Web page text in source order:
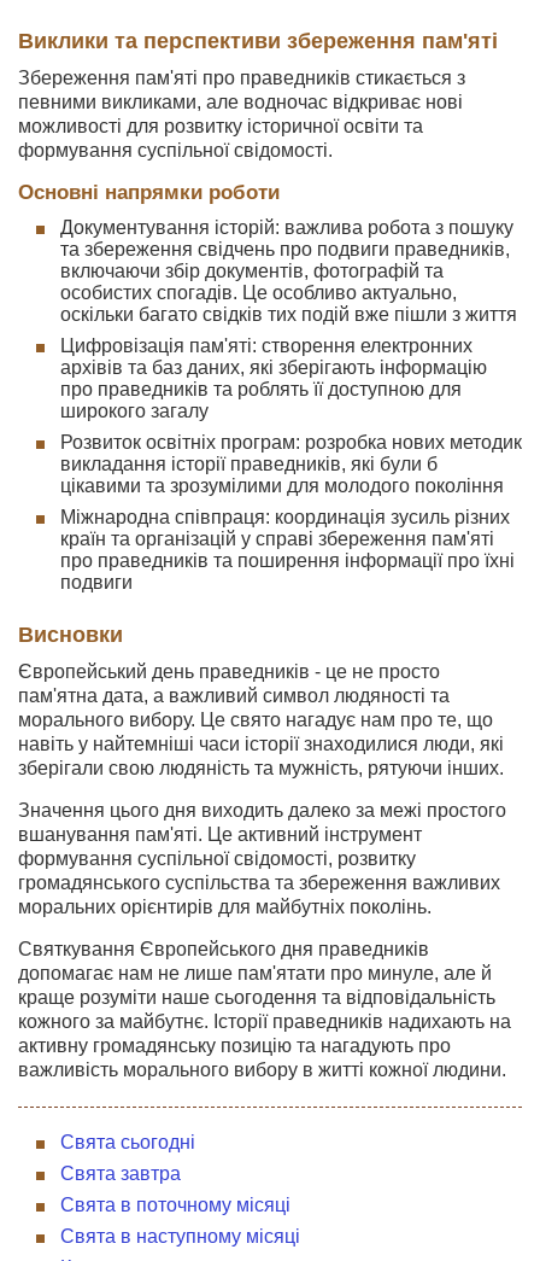
Виклики та перспективи збереження пам'яті
Збереження пам'яті про праведників стикається з
певними викликами, але водночас відкриває нові
можливості для розвитку історичної освіти та
формування суспільної свідомості.
Основні напрямки роботи
Документування історій: важлива робота з пошуку
та збереження свідчень про подвиги праведників,
включаючи збір документів, фотографій та
особистих спогадів. Це особливо актуально,
оскільки багато свідків тих подій вже пішли з життя
Цифровізація пам'яті: створення електронних
архівів та баз даних, які зберігають інформацію
про праведників та роблять її доступною для
широкого загалу
Розвиток освітніх програм: розробка нових методик
викладання історії праведників, які були б
цікавими та зрозумілими для молодого покоління
Міжнародна співпраця: координація зусиль різних
країн та організацій у справі збереження пам'яті
про праведників та поширення інформації про їхні
подвиги
Висновки
Європейський день праведників - це не просто
пам'ятна дата, а важливий символ людяності та
морального вибору. Це свято нагадує нам про те, що
навіть у найтемніші часи історії знаходилися люди, які
зберігали свою людяність та мужність, рятуючи інших.
Значення цього дня виходить далеко за межі простого
вшанування пам'яті. Це активний інструмент
формування суспільної свідомості, розвитку
громадянського суспільства та збереження важливих
моральних орієнтирів для майбутніх поколінь.
Святкування Європейського дня праведників
допомагає нам не лише пам'ятати про минуле, але й
краще розуміти наше сьогодення та відповідальність
кожного за майбутнє. Історії праведників надихають на
активну громадянську позицію та нагадують про
важливість морального вибору в житті кожної людини.
Свята сьогодні
Свята завтра
Свята в поточному місяці
Свята в наступному місяці